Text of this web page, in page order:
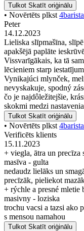
Tulkot Skatīt oriģinālu
• Novērtēts plkst
Peter
14.12.2023
Lieliska slīpmašīna,
apakšējā paplāte
Vissvarīgākais, ka tā
lēcieniem starp
Vynikajúci mlynček,
nevyskakuje, spodný
čo je najdôležitejšie,
skokmi medzi
Tulkot Skatīt oriģinālu
• Novērtēts plkst
Verificēts klients
15.11.2023
+ viegla, ātra un precīza
masīva - gulta
nedaudz lielāks un
precīzāk, pieliekot
+ rýchle a presné mletie
masivny - loziska
trochu vacsi a tazsi ako
s mensou namahou
Tulkot Skatīt oriģinālu